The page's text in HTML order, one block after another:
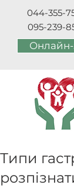
044-355-
095-239-
Онлайн-
Типи